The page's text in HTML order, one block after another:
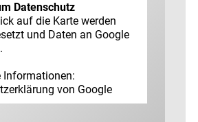
Datenschutz
auf die Karte werden
und Daten an Google
Informationen:
von Google